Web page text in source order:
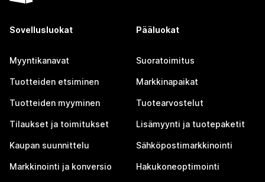
Sovellusluokat
Myyntikanavat
Tuotteiden etsiminen
Tuotteiden myyminen
Tilaukset ja toimitukset
Kaupan suunnittelu
Markkinointi ja konversio
Pääluokat
Suoratoimitus
Markkinapaikat
Tuotearvostelut
Lisämyynti ja tuotepaketit
Sähköpostimarkkinointi
Hakukoneoptimointi